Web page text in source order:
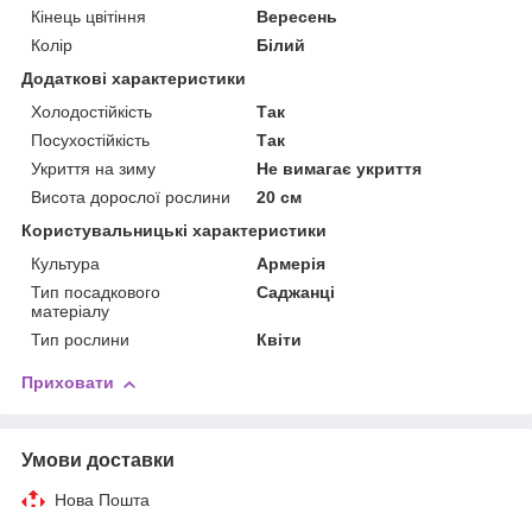
Кінець цвітіння
Вересень
Колір
Білий
Додаткові характеристики
Холодостійкість
Так
Посухостійкість
Так
Укриття на зиму
Не вимагає укриття
Висота дорослої рослини
20 см
Користувальницькі характеристики
Культура
Армерія
Тип посадкового
матеріалу
Саджанці
Тип рослини Квіти
Приховати
Умови доставки
Нова Пошта